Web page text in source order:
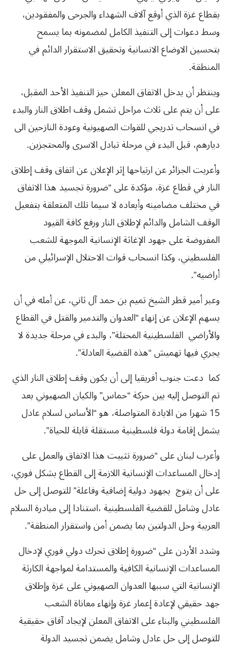
بقطاع غزة الذي أوقع آلاف الشهداء والجرحى والمفقودين،
وسط دعوات إلى التنفيذ الكامل لمضمونه بما يسمح
بتحسين الاوضاع الانسانية وتحقيق الاستقرار الدائم في
المنطقة.
وينتظر أن يدخل الاتفاق المعلن حيز التنفيذ الأحد المقبل،
على أن يتم على ثلاث مراحل تشمل وقف اطلاق النار والبدء
في انسحاب تدريجي للقوات الصهيونية وعودة النازحين الى
ديارهم، قبل البدء في مرحلة تبادل الاسرى والمحتجزين.
وأعربت الجزائر عن ارتياحها إثر الإعلان عن اتفاق وقف إطلاق
النار في قطاع غزة، مؤكدة على “ضرورة تجسيد هذا الاتفاق
في مختلف مضامينه وأبعاده لا سيما تلك المتعلقة بتفعيل
الوقف الشامل والدائم لإطلاق النار ورفع كافة القيود
المفروضة على جهود الإغاثة الإنسانية الموجهة للشعب
الفلسطيني، وكذا انسحاب قوات الاحتلال الإسرائيلي من
أراضيه”.
وعبر أمير قطر الشيخ تميم بن حمد آل ثاني، عن أمله في أن
يسهم الإعلان عن إنهاء “العدوان والتدمير والقتل في القطاع
والأراضي الفلسطينية المحتلة”، والبدء في مرحلة جديدة لا
يجري فيها تهميش “هذه القضية العادلة”.
كما دعت جنوب أفريقيا إلى أن يكون وقف إطلاق النار الذي
تم التوصل إليه بين حركة “حماس” والكيان الصهيوني بعد
15 شهرا من الابادة المتواصلة، هو “الأساس لسلام عادل
يشمل إقامة دولة فلسطينية مستقلة قابلة للحياة”.
وأعرب لبنان على “ضرورة تثبيت هذا الاتفاق والعمل على
إدخال المساعدات الإنسانية اللازمة إلى القطاع بشكل فوري،
على أن يتوج بجهود دولية إضافية وفاعلة” للتوصل إلى حل
عادل وشامل للقضية الفلسطينية ،استنادا إلى مبادرة السلام
العربية وحل الدولتين بما يضمن أمن واستقرار المنطقة”.
وشدد الأردن على “ضرورة إطلاق تحرك دولي فوري لإدخال
المساعدات الإنسانية الكافية والمستدامة لمواجهة الكارثة
الإنسانية التي سببها العدوان الصهيوني على غزة وإطلاق
جهد حقيقي لإعادة إعمار غزة وإنهاء معاناة الشعب
الفلسطيني والبناء على الاتفاق المعلن لإيجاد آفاق حقيقية
للتوصل إلى حل عادل وشامل يضمن تجسيد الدولة